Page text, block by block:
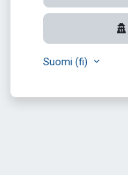
Suomi ‎(fi)‎